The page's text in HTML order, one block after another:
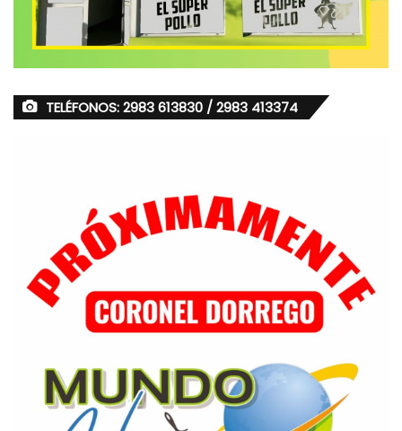
TELÉFONOS: 2983 613830 / 2983 413374